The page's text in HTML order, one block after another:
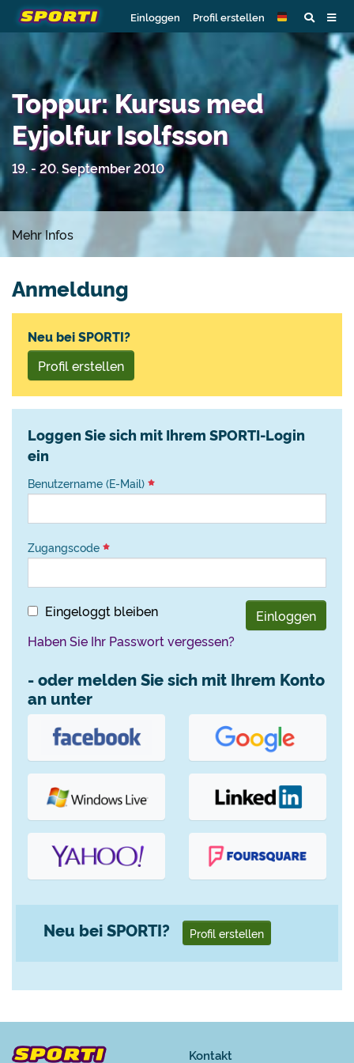
Einloggen Profil erstellen
Toppur: Kursus med
Eyjolfur Isolfsson
19. - 20. September 2010
Mehr Infos
Anmeldung
Neu bei SPORTI?
Profil erstellen
Loggen Sie sich mit Ihrem SPORTI-Login
ein
Benutzername (E-Mail)
Zugangscode
Eingeloggt bleiben
Einloggen
Haben Sie Ihr Passwort vergessen?
- oder melden Sie sich mit Ihrem Konto
an unter
Neu bei SPORTI? Profil erstellen
Kontakt